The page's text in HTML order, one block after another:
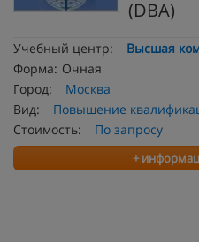
(DBA)
Учебный центр:
Высшая
Форма: Очная
Город:
Москва
Вид:
Повышение
Стоимость:
По запросу
+